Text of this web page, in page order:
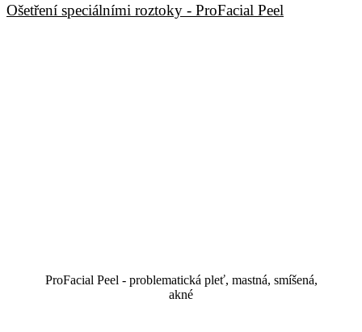
Ošetření speciálními roztoky - ProFacial Peel
ProFacial Peel - problematická pleť, mastná, smíšená,
akné